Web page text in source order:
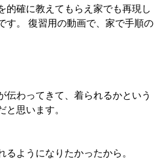
的確に教えてもらえ家でも再現し
す。 復習用の動画で、家で手順の
伝わってきて、着られるかという
思います。
ようになりたかったから。